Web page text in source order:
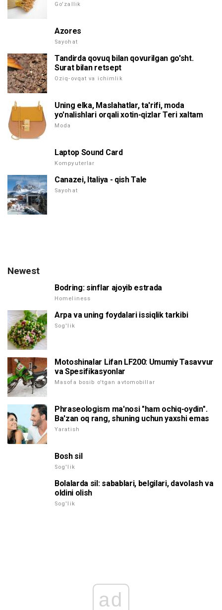
Go'zallik
Azores
Sayohat
Tandirda qovuq bilan qovurilgan go'sht.
Surat bilan retsept
Oziq-ovqat va ichimlik
Uning elka, Maslahatlar, ta'rifi, moda
yo'nalishlari orqali xotin-qizlar Teri xaltam
Moda
Laptop Sound Card
Kompyuterlar
Canazei, Italiya - qish Tale
Sayohat
Newest
Bodring: sinflar ajoyib estrada
Homeliness
Arpa va uning foydalari issiqlik tarkibi
Sog'lik
Motoshinalar Lifan LF200: Umumiy Tasavvur
va Spesifikasyonlar
Masofa bosib o'tgan avtomobillar
Phraseologism ma'nosi "ham ochiq-oydin".
Ba'zan oq rang, shuning uchun yaxshi emas
Yaratish
Bosh sil
Sog'lik
Bolalarda sil: sabablari, belgilari, davolash va
oldini olish
Sog'lik
ad